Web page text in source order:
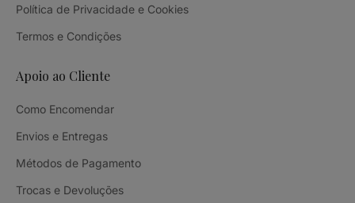
Política de Privacidade e Cookies
Termos e Condições
Apoio ao Cliente
Como Encomendar
Envios e Entregas
Métodos de Pagamento
Trocas e Devoluções